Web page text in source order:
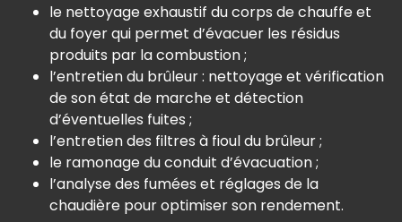
le nettoyage exhaustif du corps de chauffe et
du foyer qui permet d’évacuer les résidus
produits par la combustion ;
l’entretien du brûleur : nettoyage et vérification
de son état de marche et détection
d’éventuelles fuites ;
l’entretien des filtres à fioul du brûleur ;
le ramonage du conduit d’évacuation ;
l’analyse des fumées et réglages de la
chaudière pour optimiser son rendement.